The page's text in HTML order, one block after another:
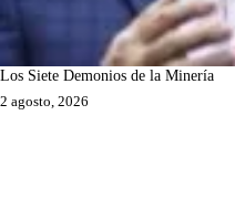
Los Siete Demonios de la Minería
2 agosto, 2026